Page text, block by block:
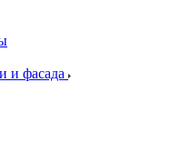
и фасада